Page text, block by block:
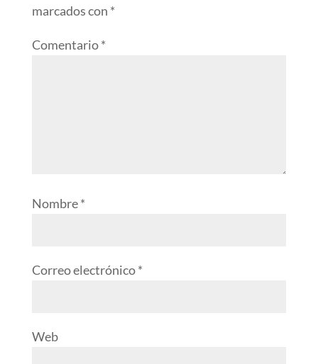
marcados con *
Comentario*
Nombre*
Correo electrónico*
Web